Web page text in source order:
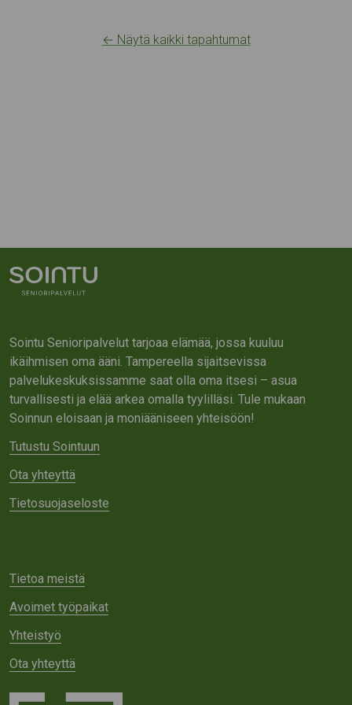
← Näytä kaikki tapahtumat
Sointu Senioripalvelut tarjoaa elämää, jossa kuuluu
ikäihmisen oma ääni. Tampereella sijaitsevissa
palvelukeskuksissamme saat olla oma itsesi – asua
turvallisesti ja elää arkea omalla tyylilläsi. Tule mukaan
Soinnun eloisaan ja moniääniseen yhteisöön!
Tutustu Sointuun
Ota yhteyttä
Tietosuojaseloste
Tietoa meistä
Avoimet työpaikat
Yhteistyö
Ota yhteyttä